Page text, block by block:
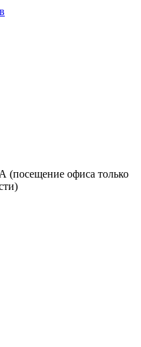
(посещение офиса только